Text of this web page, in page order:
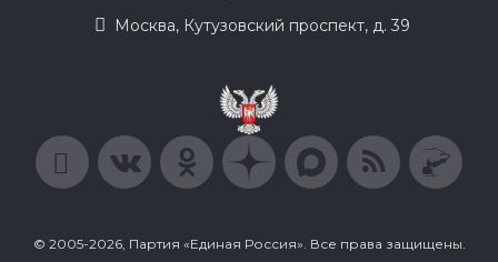
Москва, Кутузовский проспект, д. 39
© 2005-2026, Партия «Единая Россия». Все права защищены.